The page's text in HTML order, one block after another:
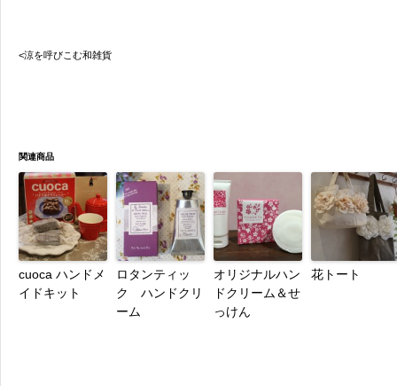
<涼を呼びこむ和雑貨
関連商品
cuoca ハンドメ
イドキット
ロタンティッ
ク ハンドクリ
ーム
オリジナルハン
ドクリーム＆せ
っけん
花トート